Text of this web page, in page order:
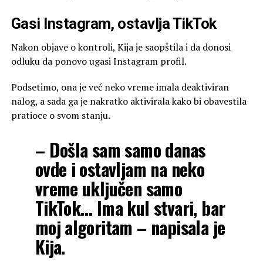
Gasi Instagram, ostavlja TikTok
Nakon objave o kontroli, Kija je saopštila i da donosi
odluku da ponovo ugasi Instagram profil.
Podsetimo, ona je već neko vreme imala deaktiviran
nalog, a sada ga je nakratko aktivirala kako bi obavestila
pratioce o svom stanju.
– Došla sam samo danas
ovde i ostavljam na neko
vreme uključen samo
TikTok… Ima kul stvari, bar
moj algoritam – napisala je
Kija.